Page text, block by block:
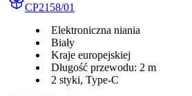
CP2158/01
Elektroniczna niania
Biały
Kraje europejskiej
Długość przewodu: 2 m
2 styki, Type-C